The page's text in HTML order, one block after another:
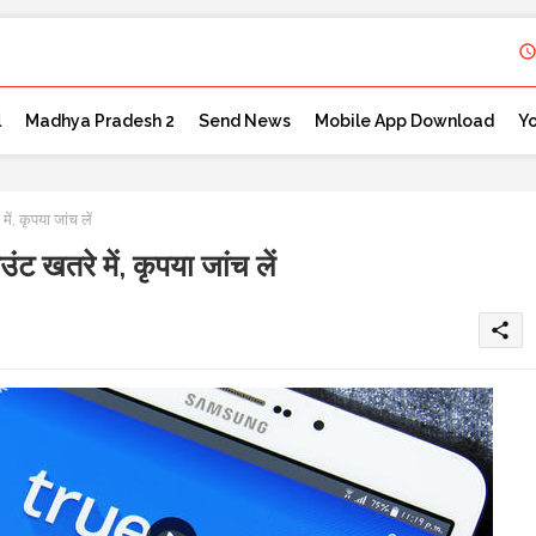
Madhya Pradesh 2 Send News Mobile App Download
कृपया जांच लें
खतरे में, कृपया जांच लें
share